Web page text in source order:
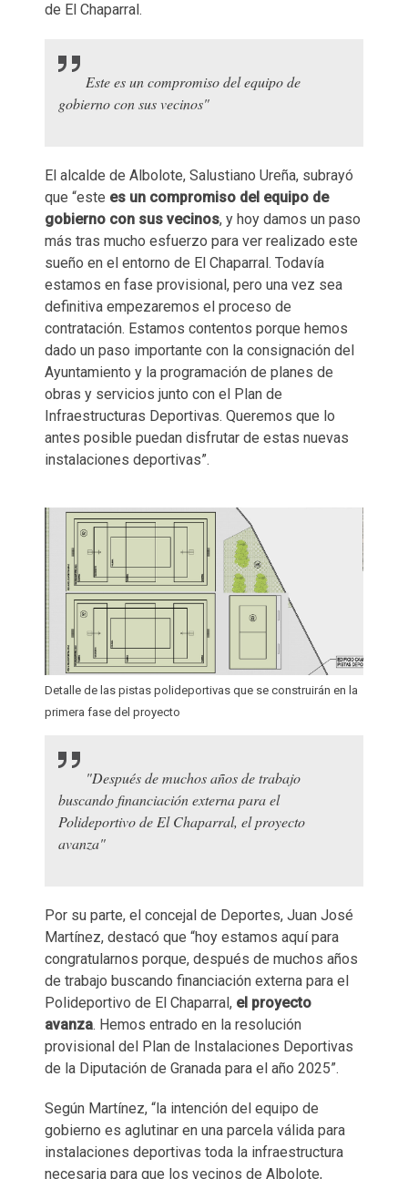
de El Chaparral.
Este es un compromiso del equipo de
gobierno con sus vecinos"
El alcalde de Albolote, Salustiano Ureña, subrayó
que “este es un compromiso del equipo de
gobierno con sus vecinos, y hoy damos un paso
más tras mucho esfuerzo para ver realizado este
sueño en el entorno de El Chaparral. Todavía
estamos en fase provisional, pero una vez sea
definitiva empezaremos el proceso de
contratación. Estamos contentos porque hemos
dado un paso importante con la consignación del
Ayuntamiento y la programación de planes de
obras y servicios junto con el Plan de
Infraestructuras Deportivas. Queremos que lo
antes posible puedan disfrutar de estas nuevas
instalaciones deportivas”.
Detalle de las pistas polideportivas que se construirán en la
primera fase del proyecto
"Después de muchos años de trabajo
buscando financiación externa para el
Polideportivo de El Chaparral , el proyecto
avanza"
Por su parte, el concejal de Deportes, Juan José
Martínez, destacó que “hoy estamos aquí para
congratularnos porque, después de muchos años
de trabajo buscando financiación externa para el
Polideportivo de El Chaparral , el proyecto
avanza. Hemos entrado en la resolución
provisional del Plan de Instalaciones Deportivas
de la Diputación de Granada para el año 2025”.
Según Martínez, “la intención del equipo de
gobierno es aglutinar en una parcela válida para
instalaciones deportivas toda la infraestructura
necesaria para que los vecinos de Albolote,